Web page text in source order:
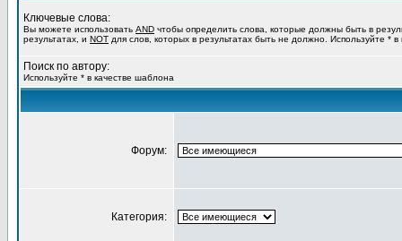
Ключевые слова:
Вы можете использовать AND чтобы определить слова, которые должны быть в
результатах, и NOT для слов, которых в результатах быть не должно. Используйте *
Поиск по автору:
Используйте * в качестве шаблона
Форум:
Категория: